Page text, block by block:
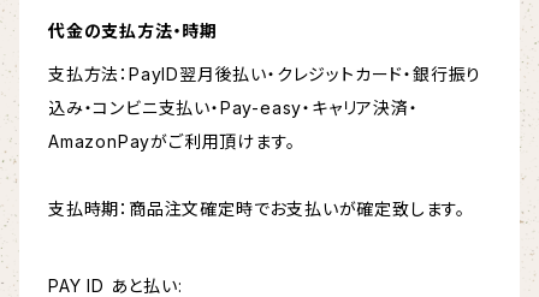
代金の支払方法・時期
支払方法：PayID翌月後払い・クレジットカード・銀行振り
込み・コンビニ支払い・Pay-easy・キャリア決済・
AmazonPayがご利用頂けます。
支払時期：商品注文確定時でお支払いが確定致します。
PAY ID あと払い: